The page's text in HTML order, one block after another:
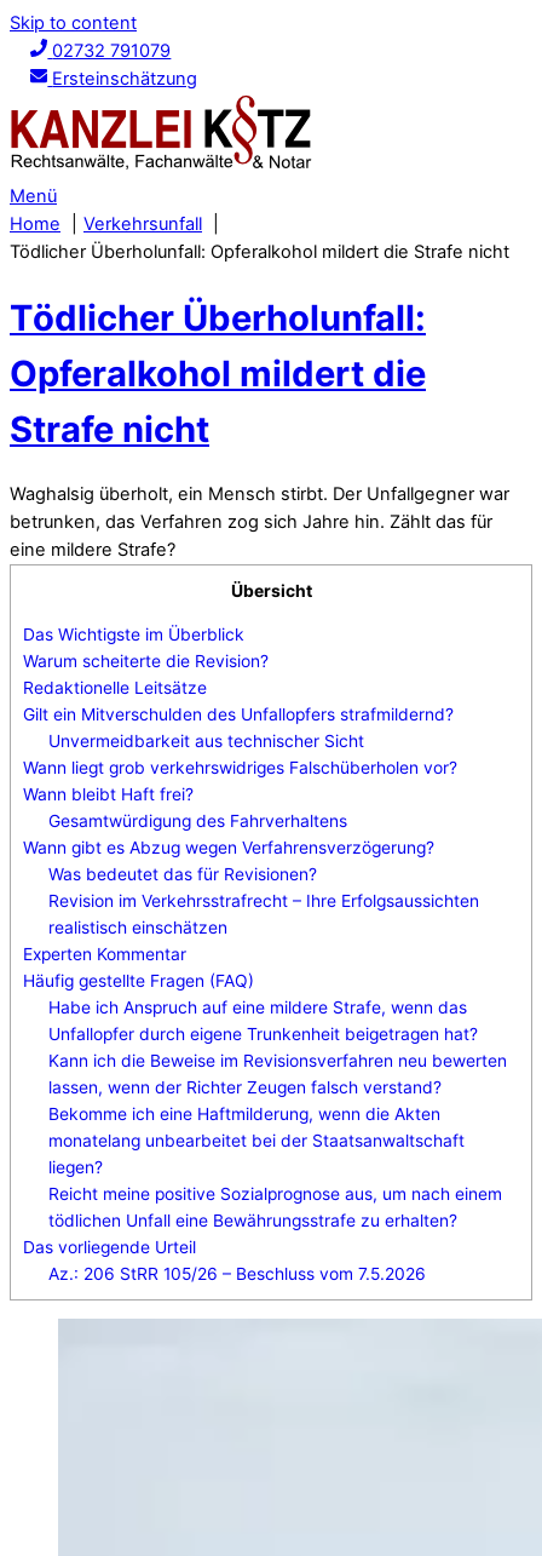
Skip to content
02732 791079
Ersteinschätzung
Menü
Home
Verkehrsunfall
Tödlicher Überholunfall: Opferalkohol mildert die Strafe nicht
Tödlicher Überholunfall:
Opferalkohol mildert die
Strafe nicht
Waghalsig überholt, ein Mensch stirbt. Der Unfallgegner war
betrunken, das Verfahren zog sich Jahre hin. Zählt das für
eine mildere Strafe?
Übersicht
Das Wichtigste im Überblick
Warum scheiterte die Revision?
Redaktionelle Leitsätze
Gilt ein Mitverschulden des Unfallopfers strafmildernd?
Unvermeidbarkeit aus technischer Sicht
Wann liegt grob verkehrswidriges Falschüberholen vor?
Wann bleibt Haft frei?
Gesamtwürdigung des Fahrverhaltens
Wann gibt es Abzug wegen Verfahrensverzögerung?
Was bedeutet das für Revisionen?
Revision im Verkehrsstrafrecht – Ihre Erfolgsaussichten
realistisch einschätzen
Experten Kommentar
Häufig gestellte Fragen (FAQ)
Habe ich Anspruch auf eine mildere Strafe, wenn das
Unfallopfer durch eigene Trunkenheit beigetragen hat?
Kann ich die Beweise im Revisionsverfahren neu bewerten
lassen, wenn der Richter Zeugen falsch verstand?
Bekomme ich eine Haftmilderung, wenn die Akten
monatelang unbearbeitet bei der Staatsanwaltschaft
liegen?
Reicht meine positive Sozialprognose aus, um nach einem
tödlichen Unfall eine Bewährungsstrafe zu erhalten?
Das vorliegende Urteil
Az.: 206 StRR 105/26 – Beschluss vom 7.5.2026